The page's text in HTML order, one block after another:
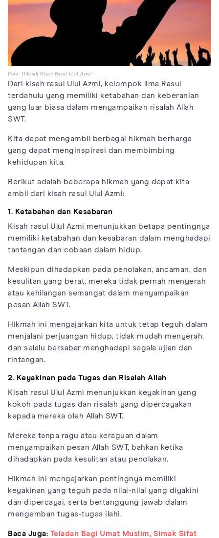
Foto: Hikmah Kisah Rasul Ulul Azmi
Dari kisah rasul Ulul Azmi, kelompok lima Rasul
terdahulu yang memiliki ketabahan dan keberanian
yang luar biasa dalam menyampaikan risalah Allah
SWT.
Kita dapat mengambil berbagai hikmah berharga
yang dapat menginspirasi dan membimbing
kehidupan kita.
Berikut adalah beberapa hikmah yang dapat kita
ambil dari kisah rasul Ulul Azmi:
1. Ketabahan dan Kesabaran
Kisah rasul Ulul Azmi menunjukkan betapa pentingnya
memiliki ketabahan dan kesabaran dalam menghadapi
tantangan dan cobaan dalam hidup.
Meskipun dihadapkan pada penolakan, ancaman, dan
kesulitan yang berat, mereka tidak pernah menyerah
atau kehilangan semangat dalam menyampaikan
pesan Allah SWT.
Hikmah ini mengajarkan kita untuk tetap teguh dalam
menjalani perjuangan hidup, tidak mudah menyerah,
dan selalu bersabar menghadapi segala ujian dan
rintangan.
2. Keyakinan pada Tugas dan Risalah Allah
Kisah rasul Ulul Azmi menunjukkan keyakinan yang
kokoh pada tugas dan risalah yang dipercayakan
kepada mereka oleh Allah SWT.
Mereka tanpa ragu atau keraguan dalam
menyampaikan pesan Allah SWT, bahkan ketika
dihadapkan pada kesulitan atau penolakan.
Hikmah ini mengajarkan pentingnya memiliki
keyakinan yang teguh pada nilai-nilai yang diyakini
dan dipercayai, serta bertanggung jawab dalam
mengemban tugas-tugas ilahi.
Baca Juga: Teladan Bagi Umat Muslim, Simak Sifat